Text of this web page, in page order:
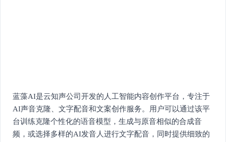
蓝藻AI是云知声公司开发的人工智能内容创作平台，专注于
AI声音克隆、文字配音和文案创作服务。用户可以通过该平
台训练克隆个性化的语音模型，生成与原音相似的合成音
频，或选择多样的AI发音人进行文字配音，同时提供细致的